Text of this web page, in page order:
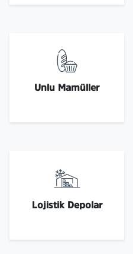
Unlu Mamüller
Lojistik Depolar